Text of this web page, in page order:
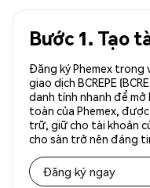
Bước 1. Tạo
Đăng ký Phemex trong
giao dịch BCREPE
danh tính nhanh để
toàn của Phemex,
trữ, giữ cho tài khoản
cho sàn trở nên đáng
Đăng ký ngay